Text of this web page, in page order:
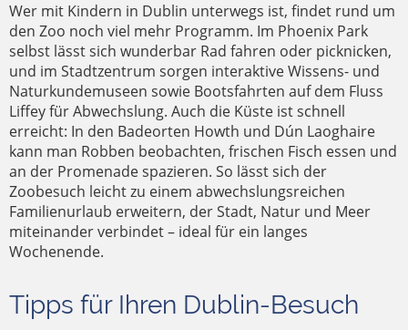
Wer mit Kindern in Dublin unterwegs ist, findet rund um
den Zoo noch viel mehr Programm. Im Phoenix Park
selbst lässt sich wunderbar Rad fahren oder picknicken,
und im Stadtzentrum sorgen interaktive Wissens- und
Naturkundemuseen sowie Bootsfahrten auf dem Fluss
Liffey für Abwechslung. Auch die Küste ist schnell
erreicht: In den Badeorten Howth und Dún Laoghaire
kann man Robben beobachten, frischen Fisch essen und
an der Promenade spazieren. So lässt sich der
Zoobesuch leicht zu einem abwechslungsreichen
Familienurlaub erweitern, der Stadt, Natur und Meer
miteinander verbindet – ideal für ein langes
Wochenende.
Tipps für Ihren Dublin-Besuch